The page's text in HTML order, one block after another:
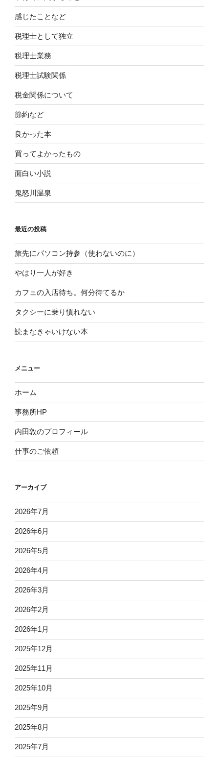
感じたことなど
税理士として独立
税理士業務
税理士試験関係
税金関係について
節約など
良かった本
買ってよかったもの
面白い小説
鬼怒川温泉
最近の投稿
旅先にパソコン持参（使わないのに）
やはり一人が好き
カフェの入店待ち。何分待てるか
タクシーに乗り慣れない
読まなきゃいけない本
メニュー
ホーム
事務所HP
内田敦のプロフィール
仕事のご依頼
アーカイブ
2026年7月
2026年6月
2026年5月
2026年4月
2026年3月
2026年2月
2026年1月
2025年12月
2025年11月
2025年10月
2025年9月
2025年8月
2025年7月